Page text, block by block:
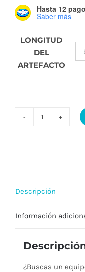
Hasta 12
Saber más
LONGITUD
DEL
ARTEFACTO
directa
diseño
(60
y
Descripción
Información
¿Buscas un